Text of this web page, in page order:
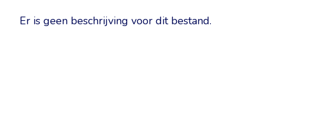
Er is geen beschrijving voor dit bestand.